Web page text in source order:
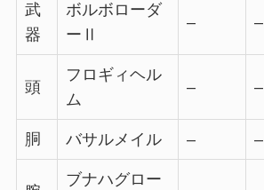
武
器
ボルボローダ
ーⅡ
– –
頭
フロギィヘル
ム
– –
胴 バサルメイル – –
ブナハグロー